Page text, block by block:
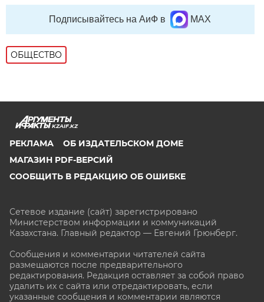
Подписывайтесь на АиФ в MAX
ОБЩЕСТВО
KZAIF.KZ
РЕКЛАМА
ОБ ИЗДАТЕЛЬСКОМ ДОМЕ
МАГАЗИН PDF-ВЕРСИЙ
СООБЩИТЬ В РЕДАКЦИЮ ОБ ОШИБКЕ
Сетевое издание (сайт) зарегистрировано
Министерством информации и коммуникаций
Казахстана. Главный редактор — Евгений Грюнберг.
Сообщения и комментарии читателей сайта
размещаются после предварительного
редактирования. Редакция оставляет за собой право
удалить их с сайта или отредактировать, если
указанные сообщения и комментарии являются